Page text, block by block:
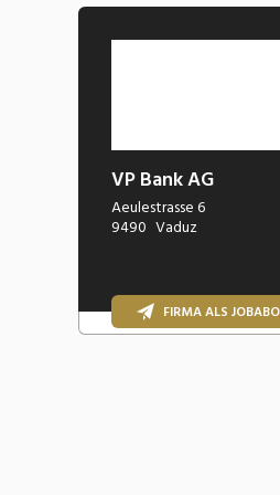
VP Bank AG
Aeulestrasse 6
9490 Vaduz
FIRMA ALS